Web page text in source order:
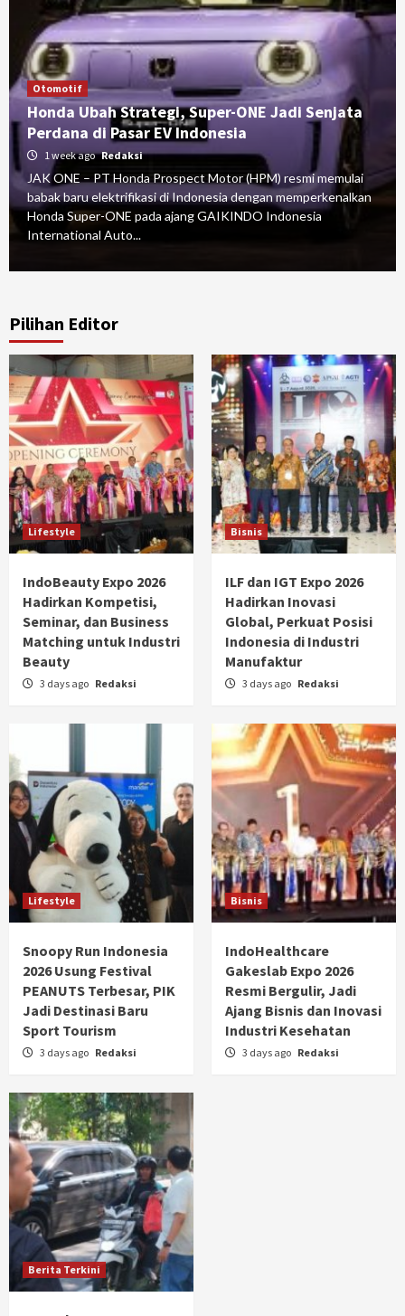
Otomotif
Honda Ubah Strategi, Super-ONE Jadi Senjata
Perdana di Pasar EV Indonesia
1 week ago Redaksi
JAK ONE – PT Honda Prospect Motor (HPM) resmi memulai
babak baru elektrifikasi di Indonesia dengan memperkenalkan
Honda Super-ONE pada ajang GAIKINDO Indonesia
International Auto...
Pilihan Editor
Lifestyle
IndoBeauty Expo 2026
Hadirkan Kompetisi,
Seminar, dan Business
Matching untuk Industri
Beauty
3 days ago Redaksi
Bisnis
ILF dan IGT Expo 2026
Hadirkan Inovasi
Global, Perkuat Posisi
Indonesia di Industri
Manufaktur
3 days ago Redaksi
Lifestyle
Snoopy Run Indonesia
2026 Usung Festival
PEANUTS Terbesar, PIK
Jadi Destinasi Baru
Sport Tourism
3 days ago Redaksi
Bisnis
IndoHealthcare
Gakeslab Expo 2026
Resmi Bergulir, Jadi
Ajang Bisnis dan Inovasi
Industri Kesehatan
3 days ago Redaksi
Berita Terkini